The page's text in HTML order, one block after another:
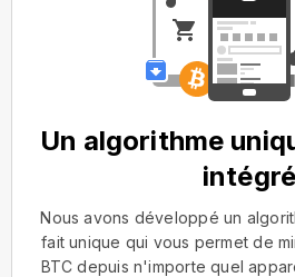
Un algorithme
intégré
Nous avons développé un
fait unique qui vous permet de
BTC depuis n'importe quel